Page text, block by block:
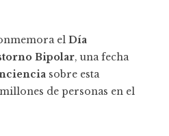
el Día
Bipolar, una fecha
sobre esta
de personas en el